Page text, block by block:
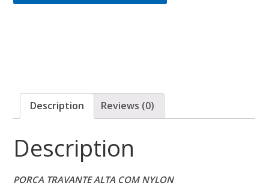
Description Reviews (0)
Description
PORCA TRAVANTE ALTA COM NYLON